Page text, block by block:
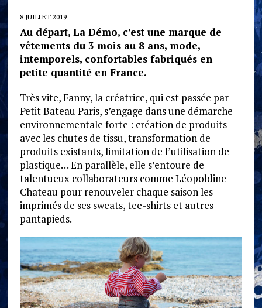
8 JUILLET 2019
Au départ, La Démo, c’est une marque de
vêtements du 3 mois au 8 ans, mode,
intemporels, confortables fabriqués en
petite quantité en France.
Très vite, Fanny, la créatrice, qui est passée par
Petit Bateau Paris, s’engage dans une démarche
environnementale forte : création de produits
avec les chutes de tissu, transformation de
produits existants, limitation de l’utilisation de
plastique… En parallèle, elle s’entoure de
talentueux collaborateurs comme Léopoldine
Chateau pour renouveler chaque saison les
imprimés de ses sweats, tee-shirts et autres
pantapieds.